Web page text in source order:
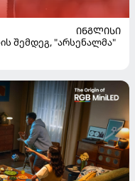
ᲘᲜᲒᲚᲘᲡᲘ
შემდეგ, "არსენალმა"